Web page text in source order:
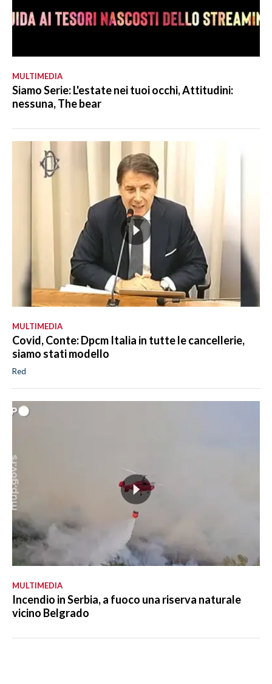
MULTIMEDIA
Siamo Serie: L'estate nei tuoi occhi, Attitudini:
nessuna, The bear
MULTIMEDIA
Covid, Conte: Dpcm Italia in tutte le cancellerie,
siamo stati modello
Red
MULTIMEDIA
Incendio in Serbia, a fuoco una riserva naturale
vicino Belgrado